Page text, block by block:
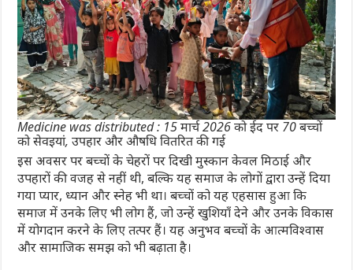
Medicine was distributed : 15 मार्च 2026 को ईद पर 70 बच्चों
को सेवइयां, उपहार और औषधि वितरित की गई
इस अवसर पर बच्चों के चेहरों पर दिखी मुस्कान केवल मिठाई और
उपहारों की वजह से नहीं थी, बल्कि यह समाज के लोगों द्वारा उन्हें दिया
गया प्यार, ध्यान और स्नेह भी था। बच्चों को यह एहसास हुआ कि
समाज में उनके लिए भी लोग हैं, जो उन्हें खुशियाँ देने और उनके विकास
में योगदान करने के लिए तत्पर हैं। यह अनुभव बच्चों के आत्मविश्वास
और सामाजिक समझ को भी बढ़ाता है।